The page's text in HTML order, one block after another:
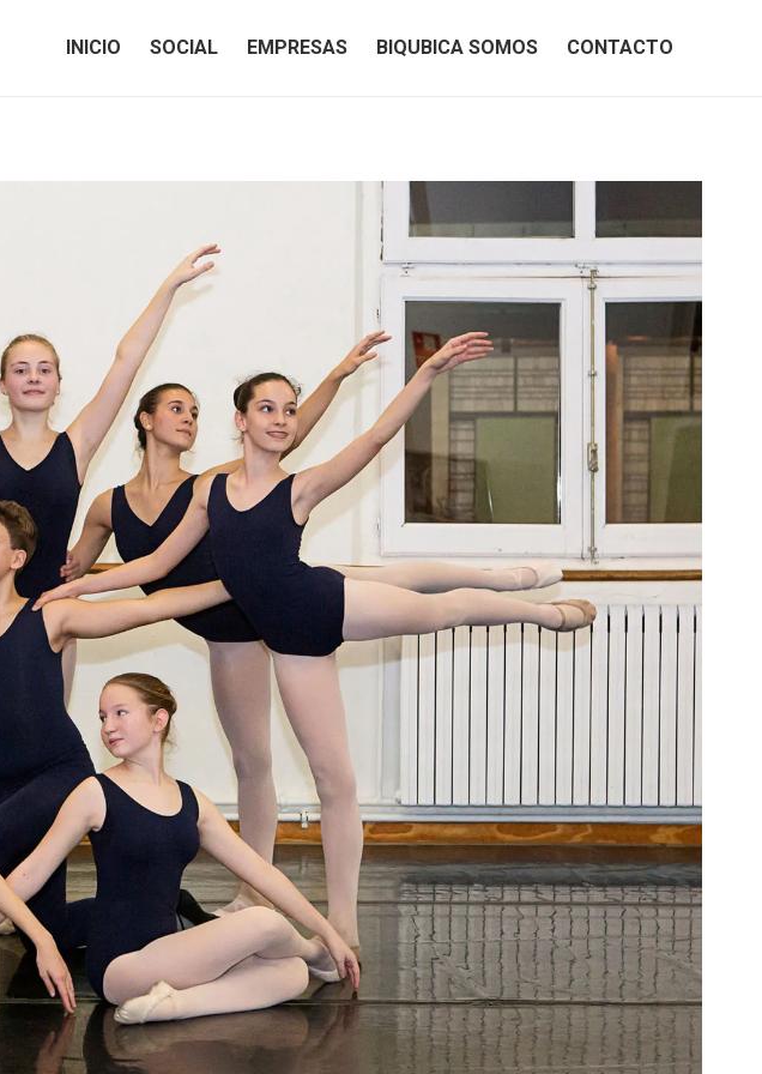
INICIO SOCIAL EMPRESAS BIQUBICA SOMOS CONTACTO
INICIO SOCIAL EMPRESAS BIQUBICA SOMOS CONTACTO